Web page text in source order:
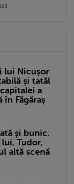
lui Nicușor
și tatăl
a
în Făgăraș
și bunic.
Tudor,
altă scenă